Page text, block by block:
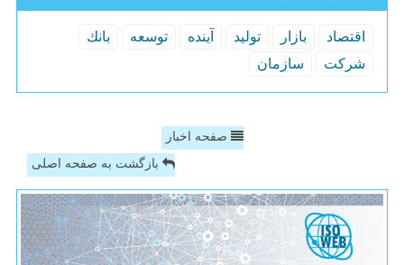
اقتصاد بازار تولید آینده توسعه
بانك
شركت
سازمان
صفحه اخبار
بازگشت به صفحه اصلی